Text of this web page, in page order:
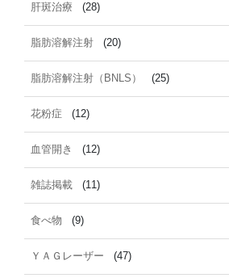
肝斑治療 (28)
脂肪溶解注射 (20)
脂肪溶解注射（BNLS） (25)
花粉症 (12)
血管開き (12)
雑誌掲載 (11)
食べ物 (9)
ＹＡＧレーザー (47)